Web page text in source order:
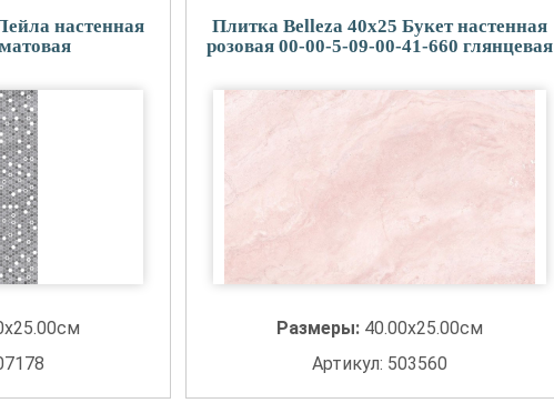
настенная
Плитка Belleza 40x25 Букет настенная
розовая 00-00-5-09-00-41-660 глянцевая
Размеры: 40.00x25.00см
Артикул: 503560